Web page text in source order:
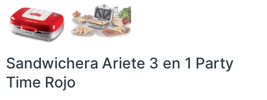
Sandwichera Ariete 3 en 1 Party
Time Rojo